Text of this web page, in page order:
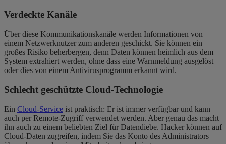
Verdeckte Kanäle
Über diese Kommunikationskanäle werden Informationen von
einem Netzwerknutzer zum anderen geschickt. Sie können ein
großes Risiko beherbergen, denn Daten können heimlich aus dem
System extrahiert werden, ohne dass eine Warnmeldung ausgelöst
oder dies von einem Antivirusprogramm erkannt wird.
Schlecht geschützte Cloud-Technologie
Ein Cloud-Service ist praktisch: Er ist immer verfügbar und kann
auch per Remote-Zugriff verwendet werden. Aber genau das macht
ihn auch zu einem beliebten Ziel für Datendiebe. Hacker können auf
Cloud-Daten zugreifen, indem Sie das Konto des Administrators